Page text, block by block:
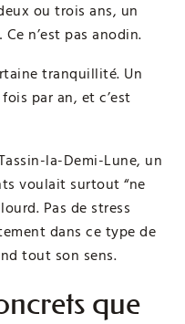
ou trois ans, un
n’est pas anodin.
tranquillité. Un
par an, et c’est
la-Demi-Lune, un
voulait surtout “ne
Pas de stress
dans ce type de
tout son sens.
que